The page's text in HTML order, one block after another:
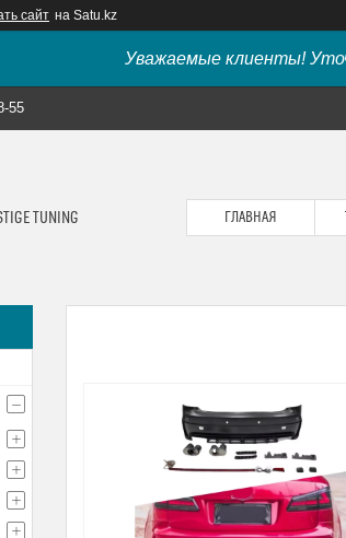
сайт на Satu.kz
Уважаемые клиенты!
55
TUNING ГЛАВНАЯ